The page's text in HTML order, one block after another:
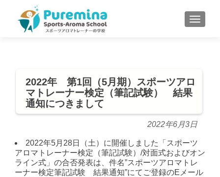
MENU
2022年 第1回（5月期）スポーツアロ
マトレーナー検定（筆記試験） 結果
通知につきまして
2022年6月3日
2022年5月28日（土）に開催しました「スポーツ
アロマトレーナー検定（筆記試験）/対面式およびオン
ライン式」の合否発表は、件名”スポーツアロマトレ
ーナー検定筆記試験 結果通知”にてご登録のEメール